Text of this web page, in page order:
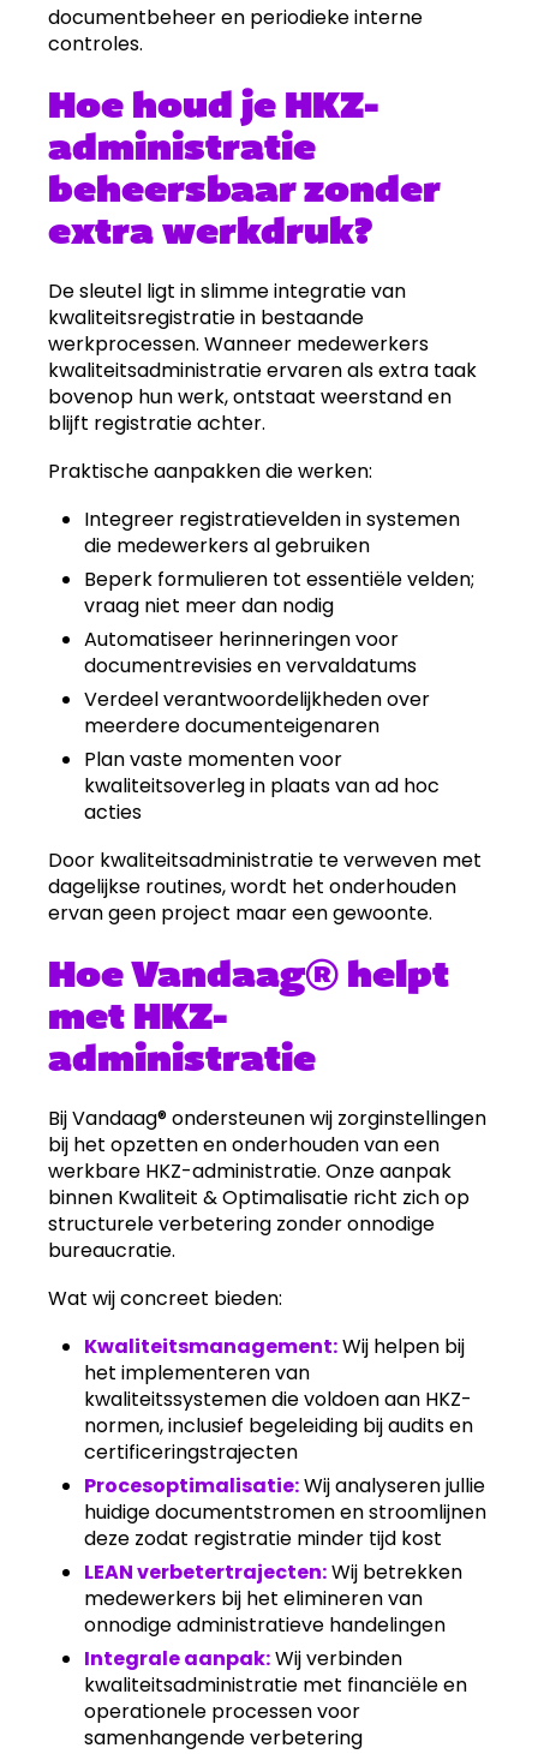
documentbeheer en periodieke interne
controles.
Hoe houd je HKZ-
administratie
beheersbaar zonder
extra werkdruk?
De sleutel ligt in slimme integratie van
kwaliteitsregistratie in bestaande
werkprocessen. Wanneer medewerkers
kwaliteitsadministratie ervaren als extra taak
bovenop hun werk, ontstaat weerstand en
blijft registratie achter.
Praktische aanpakken die werken:
Integreer registratievelden in systemen
die medewerkers al gebruiken
Beperk formulieren tot essentiële velden;
vraag niet meer dan nodig
Automatiseer herinneringen voor
documentrevisies en vervaldatums
Verdeel verantwoordelijkheden over
meerdere documenteigenaren
Plan vaste momenten voor
kwaliteitsoverleg in plaats van ad hoc
acties
Door kwaliteitsadministratie te verweven met
dagelijkse routines, wordt het onderhouden
ervan geen project maar een gewoonte.
Hoe Vandaag® helpt
met HKZ-
administratie
Bij Vandaag® ondersteunen wij zorginstellingen
bij het opzetten en onderhouden van een
werkbare HKZ-administratie. Onze aanpak
binnen Kwaliteit & Optimalisatie richt zich op
structurele verbetering zonder onnodige
bureaucratie.
Wat wij concreet bieden:
Kwaliteitsmanagement:Wij helpen bij
het implementeren van
kwaliteitssystemen die voldoen aan HKZ-
normen, inclusief begeleiding bij audits en
certificeringstrajecten
Procesoptimalisatie:Wij analyseren jullie
huidige documentstromen en stroomlijnen
deze zodat registratie minder tijd kost
LEAN verbetertrajecten:Wij betrekken
medewerkers bij het elimineren van
onnodige administratieve handelingen
Integrale aanpak:Wij verbinden
kwaliteitsadministratie met financiële en
operationele processen voor
samenhangende verbetering